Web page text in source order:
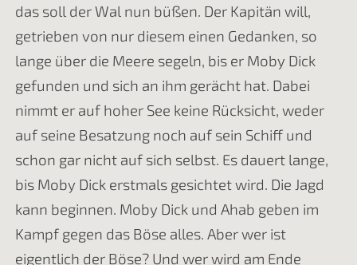
das soll der Wal nun büßen. Der Kapitän will,
getrieben von nur diesem einen Gedanken, so
lange über die Meere segeln, bis er Moby Dick
gefunden und sich an ihm gerächt hat. Dabei
nimmt er auf hoher See keine Rücksicht, weder
auf seine Besatzung noch auf sein Schiff und
schon gar nicht auf sich selbst. Es dauert lange,
bis Moby Dick erstmals gesichtet wird. Die Jagd
kann beginnen. Moby Dick und Ahab geben im
Kampf gegen das Böse alles. Aber wer ist
eigentlich der Böse? Und wer wird am Ende